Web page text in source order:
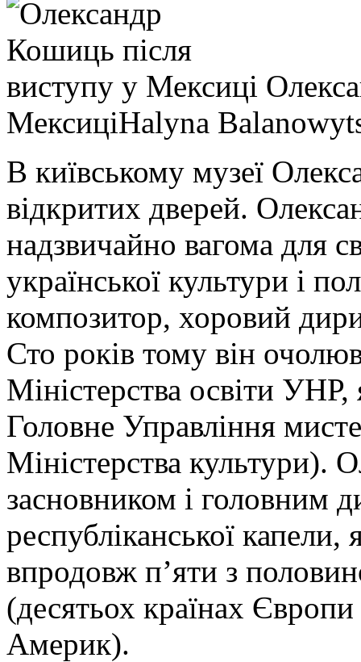
МексиціHalyna
В київському музеї
відкритих дверей.
надзвичайно вагома для
української культури і
композитор, хоровий
Сто років тому він
Міністерства освіти
Головне Управління
Міністерства культури).
засновником і головним
республіканської
впродовж п’яти з
(десятьох країнах Європи
Америк).